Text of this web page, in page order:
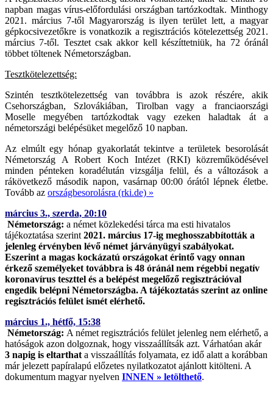
napban magas vírus-előfordulási országban tartózkodtak. Minthogy
2021. március 7-től Magyarország is ilyen terület lett, a magyar
gépkocsivezetőkre is vonatkozik a regisztrációs kötelezettség 2021.
március 7-től. Tesztet csak akkor kell készíttetniük, ha 72 óránál
többet töltenek Németországban.
Tesztkötelezettség:
Szintén tesztkötelezettség van továbbra is azok részére, akik
Csehországban, Szlovákiában, Tirolban vagy a franciaországi
Moselle megyében tartózkodtak vagy ezeken haladtak át a
németországi belépésüket megelőző 10 napban.
Az elmúlt egy hónap gyakorlatát tekintve a területek besorolását
Németország A Robert Koch Intézet (RKI) közreműködésével
minden pénteken koradélután vizsgálja felül, és a változások a
rákövetkező második napon, vasárnap 00:00 órától lépnek életbe.
Tovább az országbesorolásra (rki.de) »
március 3., szerda, 20:10
Németország: a német közlekedési tárca ma esti hivatalos
tájékoztatása szerint 2021. március 17-ig meghosszabbították a
jelenleg érvényben lévő német járványügyi szabályokat.
Eszerint a magas kockázatú országokat érintő vagy onnan
érkező személyeket továbbra is 48 óránál nem régebbi negatív
koronavírus teszttel és a belépést megelőző regisztrációval
engedik belépni Németországba. A tájékoztatás szerint az online
regisztrációs felület ismét elérhető.
március 1., hétfő, 15:38
Németország: A német regisztrációs felület jelenleg nem elérhető, a
hatóságok azon dolgoznak, hogy visszaállítsák azt. Várhatóan akár
3 napig is eltarthat a visszaállítás folyamata, ez idő alatt a korábban
már jelezett papíralapú előzetes nyilatkozatot ajánlott kitölteni. A
dokumentum magyar nyelven INNEN » letölthető.